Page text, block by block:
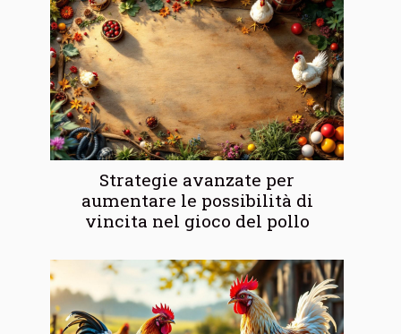
Strategie avanzate per
aumentare le possibilità di
vincita nel gioco del pollo